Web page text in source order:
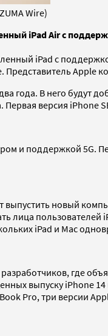
Wire)
iPad Air с
iPad с
Apple
В него будут
версия iPhone
поддержкой 5G.
выпустить новый
лица
iPad и Mac
где
выпуску iPhone
Pro, три версии